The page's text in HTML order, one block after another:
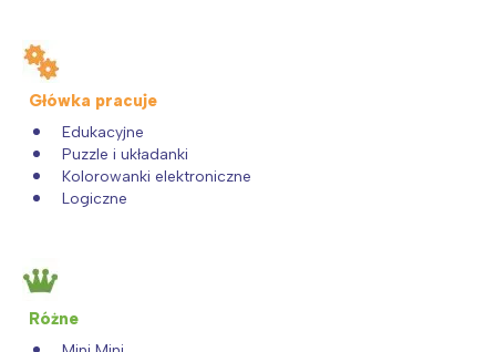
Główka pracuje
Edukacyjne
Puzzle i układanki
Kolorowanki elektroniczne
Logiczne
Różne